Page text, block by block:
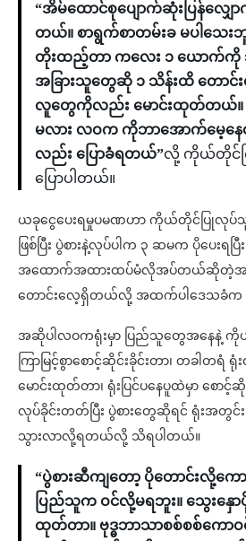
“အိမ်ထောင်စုပျောက်ဆုံးပြန်လျှေ
တယ်။ စာရွက်စာတမ်းခ မပါသေး
တိုးထည့်တာ ကလေး ၁ ယောက်ကို ၃
အခြားသူတွေဆို ၁ သိန်းထိ တောင်း
လူတွေကိုလည်း မောင်းထုတ်တယ်။
မလား လဝက ကိုဘာအောက်မေ့န
လည်း ပြောခံရတယ်”လို့ ကိုယ်တိုင်
ပြောပါတယ်။
ယခုငွေပေးရမှုပမဏဟာ ကိုယ်တိုင်ပြုလု
ဖြစ်ပြီး ပွဲစားနဲ့လုပ်ပါက ၃ ဆမက ပိုပေး
အထောက်အထားထပ်မံလိုအပ်တယ်ဆိုတဲ့အကြ
တောင်းလေ့ရှိတယ်လို့ အထက်ပါဒေသခံက
အဆိုပါလဝကရုံးမှာ ပြည်သူတွေအနေနဲ့ ကို
ကြာမြင့်စွာစောင့်ဆိုင်းခိုင်းတာ၊ တခါတရံ
မောင်းထုတ်တာ၊ ရုံးပြင်ပနေပူထဲမှာ စောင့်
လုပ်ခိုင်းတတ်ပြီး ပွဲစားတွေဆိုရင် ရုံးအတွင်
သွားလာလို့ရတယ်လို့ သိရပါတယ်။
“ပွဲစားဆီကျတော့ ပိုတောင်းလို့က
ပြည်သူက ဝင်လို့မရဘူး။ သွေးနှေ
ထုတ်တာ။ ဗုဒ္ဓဘာသာစစ်စစ်ကေ